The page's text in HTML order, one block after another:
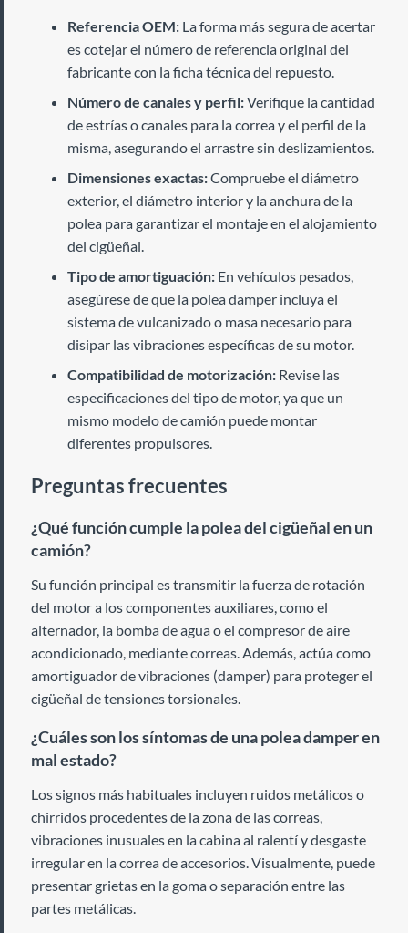
Referencia OEM: La forma más segura de acertar
es cotejar el número de referencia original del
fabricante con la ficha técnica del repuesto.
Número de canales y perfil:Verifique la cantidad
de estrías o canales para la correa y el perfil de la
misma, asegurando el arrastre sin deslizamientos.
Dimensiones exactas:Compruebe el diámetro
exterior, el diámetro interior y la anchura de la
polea para garantizar el montaje en el alojamiento
del cigüeñal.
Tipo de amortiguación: En vehículos pesados,
asegúrese de que la polea damper incluya el
sistema de vulcanizado o masa necesario para
disipar las vibraciones específicas de su motor.
Compatibilidad de motorización: Revise las
especificaciones del tipo de motor, ya que un
mismo modelo de camión puede montar
diferentes propulsores.
Preguntas frecuentes
¿Qué función cumple la polea del cigüeñal en un
camión?
Su función principal es transmitir la fuerza de rotación
del motor a los componentes auxiliares, como el
alternador, la bomba de agua o el compresor de aire
acondicionado, mediante correas. Además, actúa como
amortiguador de vibraciones (damper) para proteger el
cigüeñal de tensiones torsionales.
¿Cuáles son los síntomas de una polea damper en
mal estado?
Los signos más habituales incluyen ruidos metálicos o
chirridos procedentes de la zona de las correas,
vibraciones inusuales en la cabina al ralentí y desgaste
irregular en la correa de accesorios. Visualmente, puede
presentar grietas en la goma o separación entre las
partes metálicas.